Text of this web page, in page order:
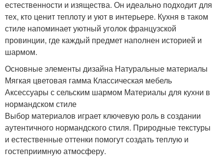
естественности и изящества. Он идеально подходит для
тех, кто ценит теплоту и уют в интерьере. Кухня в таком
стиле напоминает уютный уголок французской
провинции, где каждый предмет наполнен историей и
шармом.
Основные элементы дизайна Натуральные материалы
Мягкая цветовая гамма Классическая мебель
Аксессуары с сельским шармом Материалы для кухни в
нормандском стиле
Выбор материалов играет ключевую роль в создании
аутентичного нормандского стиля. Природные текстуры
и естественные оттенки помогут создать теплую и
гостеприимную атмосферу.